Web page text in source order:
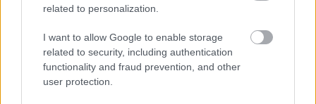
related to personalization.
I want to allow Google to enable storage
related to security, including authentication
functionality and fraud prevention, and other
user protection.